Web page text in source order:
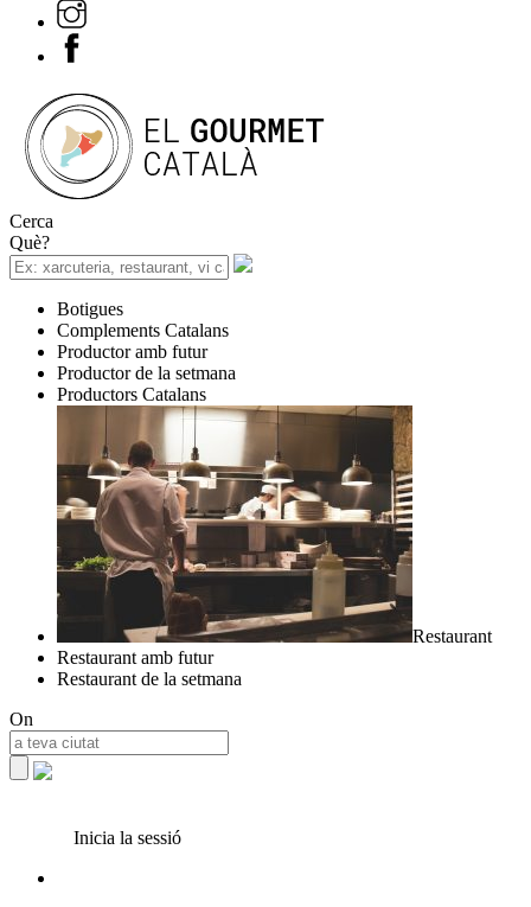
Cerca
Què?
Botigues
Complements Catalans
Productor amb futur
Productor de la setmana
Productors Catalans
Restaurant
Restaurant amb futur
Restaurant de la setmana
On
Inicia la sessió